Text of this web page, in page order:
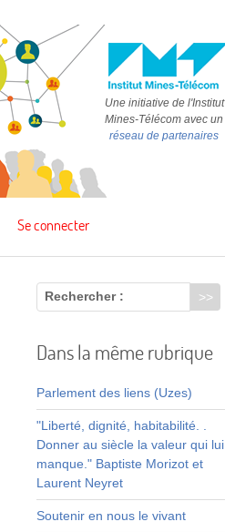
Une initiative de l'Institut
Mines-Télécom avec un
réseau de partenaires
Se connecter
Rechercher :
Dans la même rubrique
Parlement des liens (Uzes)
"Liberté, dignité, habitabilité. .
Donner au siècle la valeur qui lui
manque." Baptiste Morizot et
Laurent Neyret
Soutenir en nous le vivant